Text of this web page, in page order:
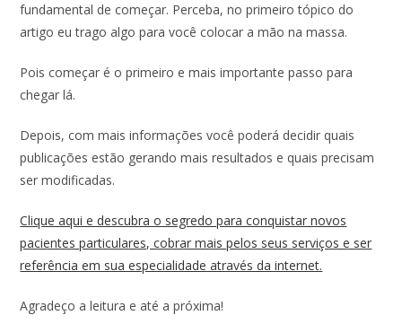
fundamental de começar. Perceba, no primeiro tópico do
artigo eu trago algo para você colocar a mão na massa.
Pois começar é o primeiro e mais importante passo para
chegar lá.
Depois, com mais informações você poderá decidir quais
publicações estão gerando mais resultados e quais precisam
ser modificadas.
Clique aqui e descubra o segredo para conquistar novos
pacientes particulares, cobrar mais pelos seus serviços e ser
referência em sua especialidade através da internet.
Agradeço a leitura e até a próxima!